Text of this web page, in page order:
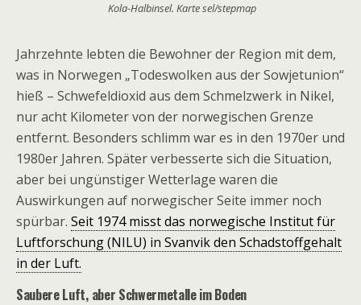
Kola-Halbinsel. Karte sel/stepmap
Jahrzehnte lebten die Bewohner der Region mit dem,
was in Norwegen „Todeswolken aus der Sowjetunion“
hieß – Schwefeldioxid aus dem Schmelzwerk in Nikel,
nur acht Kilometer von der norwegischen Grenze
entfernt. Besonders schlimm war es in den 1970er und
1980er Jahren. Später verbesserte sich die Situation,
aber bei ungünstiger Wetterlage waren die
Auswirkungen auf norwegischer Seite immer noch
spürbar. Seit 1974 misst das norwegische Institut für
Luftforschung (NILU) in Svanvik den Schadstoffgehalt
in der Luft.
Saubere Luft, aber Schwermetalle im Boden